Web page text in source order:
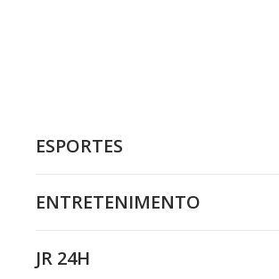
ESPORTES
ENTRETENIMENTO
JR 24H